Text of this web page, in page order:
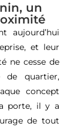
un
aujourd’hui
et leur
ne cesse de
de quartier,
concept
porte, il y a
de tout